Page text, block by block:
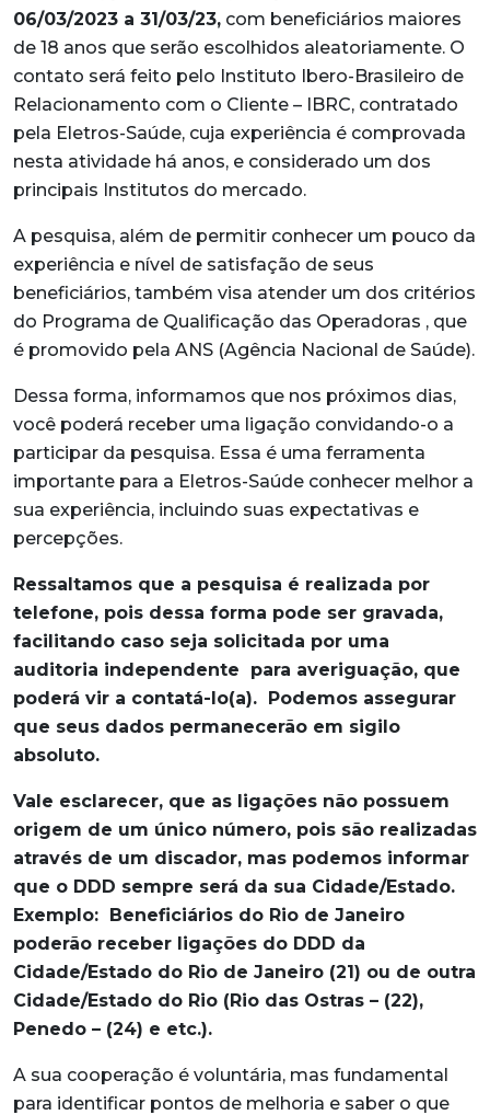
06/03/2023 a 31/03/23, com beneficiários maiores
de 18 anos que serão escolhidos aleatoriamente. O
contato será feito pelo Instituto Ibero-Brasileiro de
Relacionamento com o Cliente – IBRC, contratado
pela Eletros-Saúde, cuja experiência é comprovada
nesta atividade há anos, e considerado um dos
principais Institutos do mercado.
A pesquisa, além de permitir conhecer um pouco da
experiência e nível de satisfação de seus
beneficiários, também visa atender um dos critérios
do Programa de Qualificação das Operadoras , que
é promovido pela ANS (Agência Nacional de Saúde).
Dessa forma, informamos que nos próximos dias,
você poderá receber uma ligação convidando-o a
participar da pesquisa. Essa é uma ferramenta
importante para a Eletros-Saúde conhecer melhor a
sua experiência, incluindo suas expectativas e
percepções.
Ressaltamos que a pesquisa é realizada por
telefone, pois dessa forma pode ser gravada,
facilitando caso seja solicitada por uma
auditoria independente para averiguação, que
poderá vir a contatá-lo(a). Podemos assegurar
que seus dados permanecerão em sigilo
absoluto.
Vale esclarecer, que as ligações não possuem
origem de um único número, pois são realizadas
através de um discador, mas podemos informar
que o DDD sempre será da sua Cidade/Estado.
Exemplo: Beneficiários do Rio de Janeiro
poderão receber ligações do DDD da
Cidade/Estado do Rio de Janeiro (21) ou de outra
Cidade/Estado do Rio (Rio das Ostras – (22),
Penedo – (24) e etc.).
A sua cooperação é voluntária, mas fundamental
para identificar pontos de melhoria e saber o que